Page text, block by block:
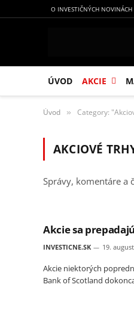
O INVESTIČNÝCH NOVINÁCH
ÚVOD AKCIE
Úvod » Category:
AKCIOVÉ
Správy, komentáre a
Akcie sa
INVESTICNE.SK 19.
Akcie niektorých
Bank of Scotland